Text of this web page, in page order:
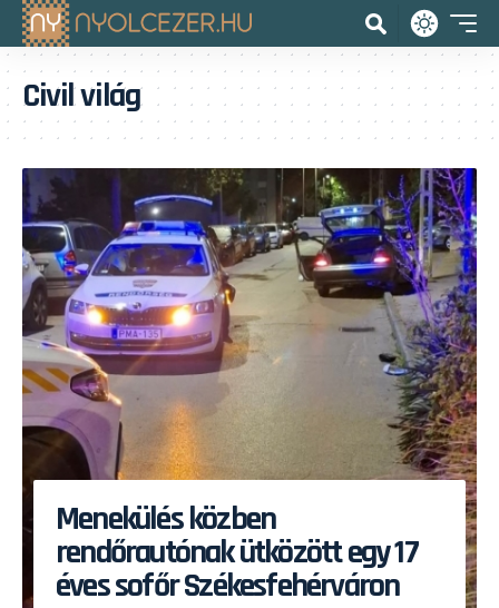
Civil világ
Menekülés közben
rendőrautónak ütközött egy 17
éves sofőr Székesfehérváron